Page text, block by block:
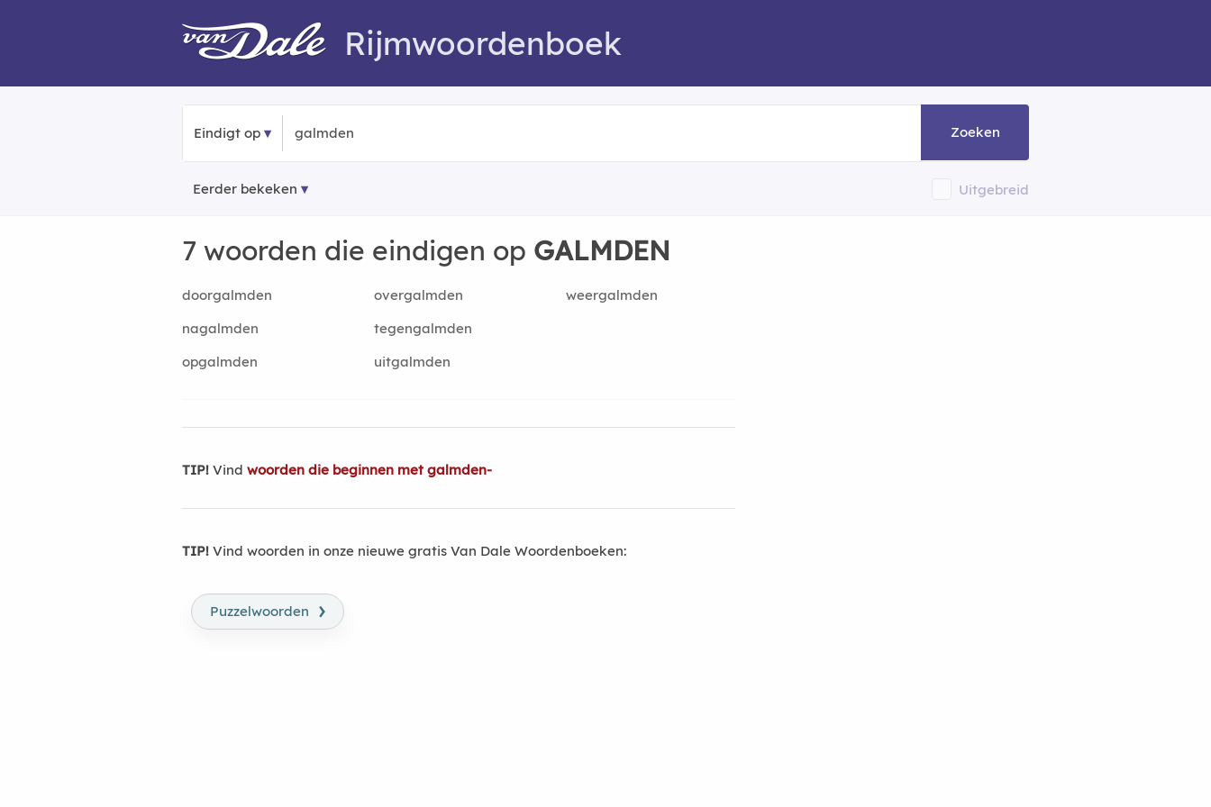
Rijmwoordenboek
Eindigt op Zoeken
Eerder bekeken Uitgebreid
7 woorden die eindigen op GALMDEN
doorgalmden overgalmden
weergalmden
nagalmden
tegengalmden
opgalmden
uitgalmden
TIP! Vind woorden die beginnen met galmden-
TIP! Vind woorden in onze nieuwe gratis Van Dale Woordenboeken:
Puzzelwoorden ›